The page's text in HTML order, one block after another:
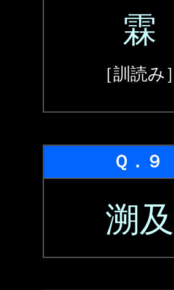
霖
［訓読み］
Ｑ．９
溯及